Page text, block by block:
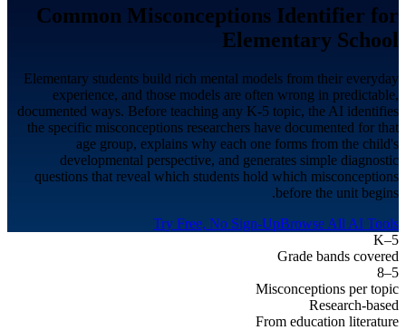
Common Misconceptions Identifier for
Elementary School
Elementary students build rich mental models from their everyday
experience, and those models are often wrong in predictable,
documented ways. Before teaching any K-5 topic, the AI identifies
the specific misconceptions researchers have documented for that
age group, explains why each one forms from the child's
developmental perspective, and generates simple diagnostic
questions that reveal which students hold which misconceptions
before the unit begins.
Try Free, No Sign-UpBrowse All AI Tools
K–5
Grade bands covered
5–8
Misconceptions per topic
Research-based
From education literature